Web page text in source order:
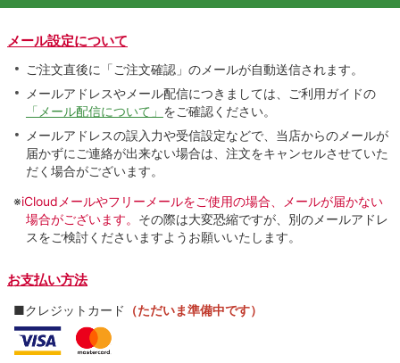
メール設定について
ご注文直後に「ご注文確認」のメールが自動送信されます。
メールアドレスやメール配信につきましては、ご利用ガイドの
「メール配信について」 をご確認ください。
メールアドレスの誤入力や受信設定などで、当店からのメールが
届かずにご連絡が出来ない場合は、注文をキャンセルさせていた
だく場合がございます。
※iCloudメールやフリーメールをご使用の場合、メールが届かない
場合がございます。 その際は大変恐縮ですが、別のメールアドレ
スをご検討くださいますようお願いいたします。
お支払い方法
■クレジットカード （ただいま準備中です）